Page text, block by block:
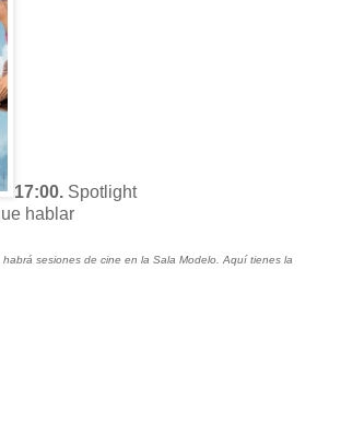
17:00. Spotlight
hablar
sesiones de cine en la Sala Modelo. Aquí tienes la